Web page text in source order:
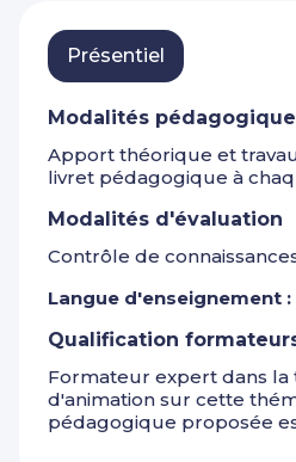
Présentiel
Modalités
Apport théorique et
livret pédagogique à
Modalités d'évaluation
Contrôle de
Langue d'enseignement :
Qualification
Formateur expert dans
d'animation sur cette
pédagogique proposée